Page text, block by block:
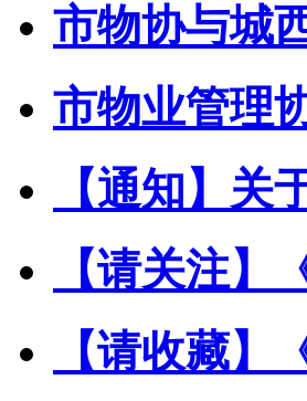
市物协与城
市物业管理
【通知】关
【请关注】
【请收藏】